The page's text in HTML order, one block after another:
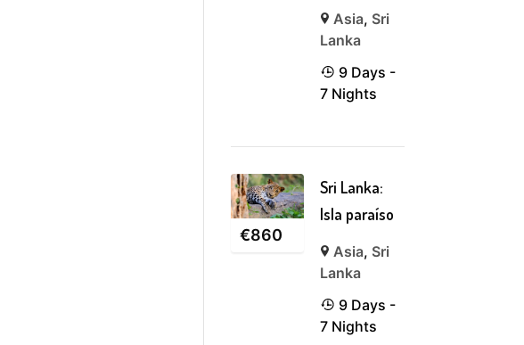
Asia, Sri
Lanka
9 Days -
7 Nights
€860
Sri Lanka:
Isla paraíso
Asia, Sri
Lanka
9 Days -
7 Nights